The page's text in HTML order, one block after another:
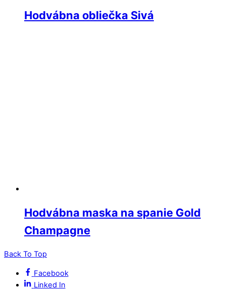
Hodvábna obliečka Sivá
Hodvábna maska na spanie Gold
Champagne
Back To Top
Facebook
Linked In